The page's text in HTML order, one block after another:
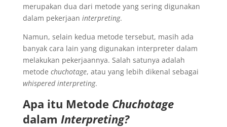
merupakan dua dari metode yang sering digunakan
dalam pekerjaan interpreting.
Namun, selain kedua metode tersebut, masih ada
banyak cara lain yang digunakan interpreter dalam
melakukan pekerjaannya. Salah satunya adalah
metode chuchotage, atau yang lebih dikenal sebagai
whispered interpreting.
Apa itu Metode Chuchotage
dalam Interpreting?